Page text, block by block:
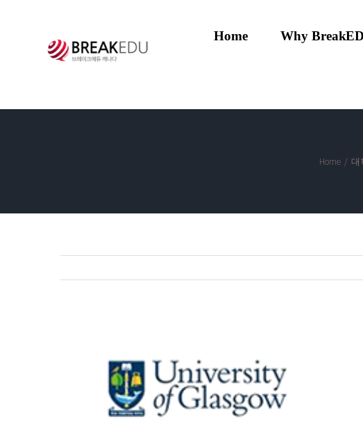
Home Why
Home / 대